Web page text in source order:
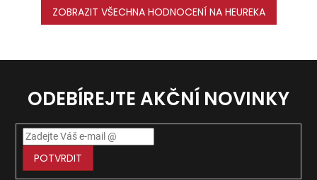
ZOBRAZIT VŠECHNA HODNOCENÍ NA HEUREKA
ODEBÍREJTE AKČNÍ NOVINKY
POTVRDIT